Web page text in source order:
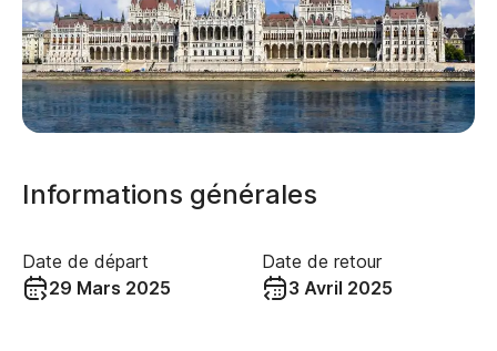
Informations générales
Date de départ
29 Mars 2025
Date de retour
3 Avril 2025